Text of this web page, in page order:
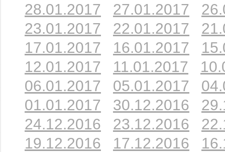
28.01.2017
27.01.2017
23.01.2017
22.01.2017
17.01.2017
16.01.2017
12.01.2017
11.01.2017
06.01.2017
05.01.2017
01.01.2017
30.12.2016
24.12.2016
23.12.2016
19.12.2016
17.12.2016